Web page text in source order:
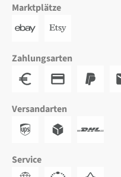
Marktplätze
Zahlungsarten
Versandarten
Service